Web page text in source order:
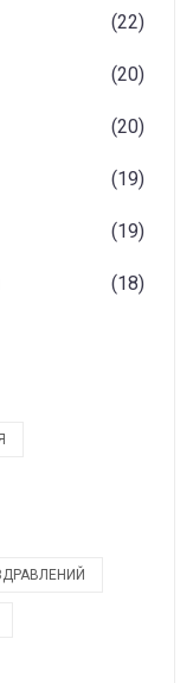
(22)
(20)
(20)
(19)
(19)
(18)